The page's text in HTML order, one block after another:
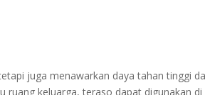
juga menawarkan daya tahan tinggi
ruang keluarga, teraso dapat digunakan di